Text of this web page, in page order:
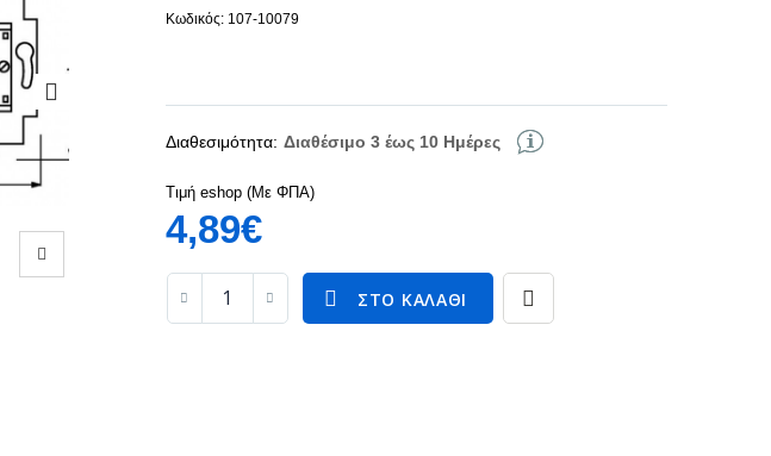
Κωδικός: 107-10079
Διαθεσιμότητα: Διαθέσιμο 3 έως 10 Ημέρες
Τιμή eshop (Με ΦΠΑ)
4,89€
ΣΤΟ ΚΑΛΆΘΙ